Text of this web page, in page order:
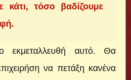
κάτι, τόσο βαδίζουμε
αυτό. Θα
να πετάξη κανένα